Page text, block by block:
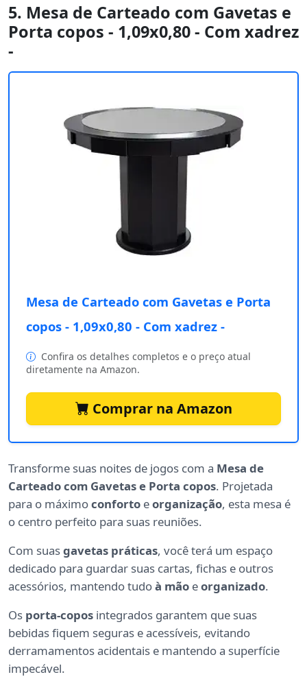
5. Mesa de Carteado com Gavetas e
Porta copos - 1,09x0,80 - Com xadrez
-
Mesa de Carteado com Gavetas e Porta
copos - 1,09x0,80 - Com xadrez -
Confira os detalhes completos e o preço atual
diretamente na Amazon.
Comprar na Amazon
Transforme suas noites de jogos com a Mesa de
Carteado com Gavetas e Porta copos. Projetada
para o máximoconforto eorganização, esta mesa é
o centro perfeito para suas reuniões.
Com suasgavetas práticas, você terá um espaço
dedicado para guardar suas cartas, fichas e outros
acessórios, mantendo tudoà mão eorganizado.
Os porta-copos integrados garantem que suas
bebidas fiquem seguras e acessíveis, evitando
derramamentos acidentais e mantendo a superfície
impecável.